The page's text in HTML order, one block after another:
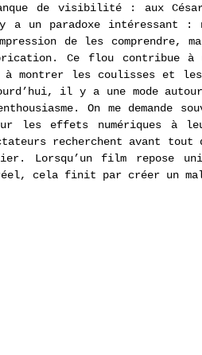
de visibilité : aux
a un paradoxe intéressant
de les
Ce flou contribue à
à montrer les coulisses et
il y a une mode
On me
les effets numériques à
recherchent avant tout
Lorsqu’un film repose
cela finit par créer un